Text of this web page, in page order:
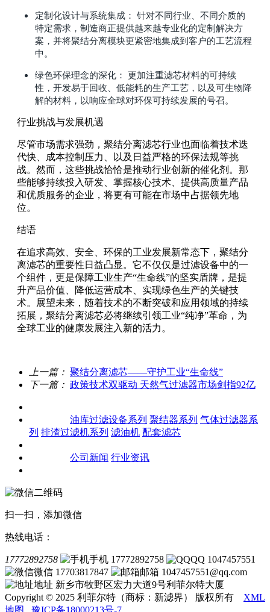
定制化设计与系统集成： 针对不同行业、不同介质的
特定需求，制造商正提供越来越专业化的定制解决方
案，并将聚结分离模块更紧密地集成到客户的工艺流程
中。
绿色环保理念的深化： 更加注重滤芯材料的可持续
性，开发易于回收、低能耗的生产工艺，以及可生物降
解的材料，以响应全球对环保可持续发展的号召。
行业挑战与发展机遇
尽管市场需求强劲，聚结分离滤芯行业也面临着技术迭
代快、成本控制压力、以及日益严格的环保法规等挑
战。然而，这些挑战恰恰是推动行业创新的催化剂。那
些能够持续投入研发、掌握核心技术、提供高质量产品
和优质服务的企业，将更有可能在市场中占据领先地
位。
结语
在追求高效、安全、环保的工业发展新常态下，聚结分
离滤芯的重要性日益凸显。它不仅仅是过滤设备中的一
个组件，更是保障工业生产“生命线”的坚实盾牌，是提
升产品价值、降低运营成本、实现绿色生产的关键技
术。展望未来，随着技术的不断突破和应用领域的持续
拓展，聚结分离滤芯必将继续引领工业“纯净”革命，为
全球工业的健康发展注入新的活力。
上一篇： 聚结分离滤芯——守护工业“生命线”
下一篇： 政策技术双驱动 天然气过滤器市场剑指92亿
油库过滤设备系列 聚结器系列 气体过滤器系
列 排渣过滤机系列 滤油机 配套滤芯
公司新闻 行业资讯
扫一扫，添加微信
热线电话：
17772892758 手机 17772892758
QQ 1047457551
微信 17703817847
邮箱 1047457551@qq.com
地址 新乡市牧野区宏力大道9号利菲尔特大厦
Copyright © 2025 利菲尔特（商标：新滤界） 版权所有 XML
地图
豫ICP备18000213号-7